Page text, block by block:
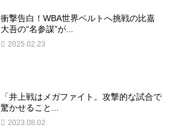
衝撃告白！WBA世界ベルトへ挑戦の比嘉
大吾の“名参謀”が...
2025.02.23
「井上戦はメガファイト。攻撃的な試合で
驚かせること...
2023.08.02